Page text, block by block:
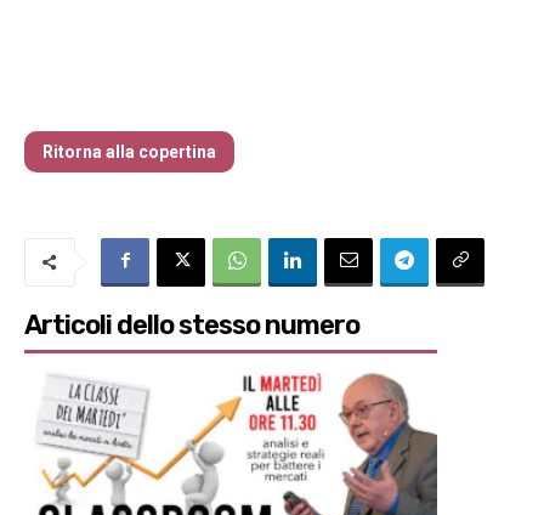
Ritorna alla copertina
Articoli dello stesso numero